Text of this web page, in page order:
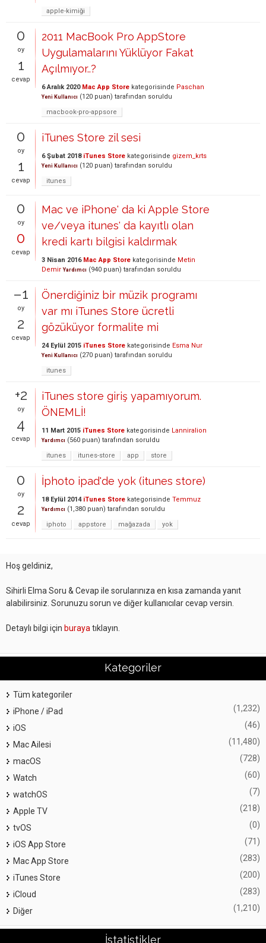
apple-kimiği
0
oy
1
cevap
2011 MacBook Pro AppStore
Uygulamalarını Yüklüyor Fakat
Açılmıyor..?
6 Aralık 2020 Mac App Store kategorisinde Paschan
Yeni Kullanıcı (120 puan) tarafından soruldu
macbook-pro-appsore
0
oy
1
cevap
iTunes Store zil sesi
6 Şubat 2018 iTunes Store kategorisinde gizem_krts
Yeni Kullanıcı (120 puan) tarafından soruldu
itunes
0
oy
0
cevap
Mac ve iPhone' da ki Apple Store
ve/veya itunes' da kayıtlı olan
kredi kartı bilgisi kaldırmak
3 Nisan 2016 Mac App Store kategorisinde Metin
Demir Yardımcı (940 puan) tarafından soruldu
–1
oy
2
cevap
Önerdiğiniz bir müzik programı
var mı iTunes Store ücretli
gözüküyor formalite mi
24 Eylül 2015 iTunes Store kategorisinde Esma Nur
Yeni Kullanıcı (270 puan) tarafından soruldu
itunes
+2
oy
4
cevap
iTunes store giriş yapamıyorum.
ÖNEMLİ!
11 Mart 2015 iTunes Store kategorisinde Lanniralion
Yardımcı (560 puan) tarafından soruldu
itunes
itunes-store app store
0
oy
2
cevap
İphoto ipad'de yok (itunes store)
18 Eylül 2014 iTunes Store kategorisinde Temmuz
Yardımcı (1,380 puan) tarafından soruldu
iphoto
appstore mağazada yok
Hoş geldiniz,
Sihirli Elma Soru & Cevap ile sorularınıza en kısa zamanda yanıt
alabilirsiniz. Sorunuzu sorun ve diğer kullanıcılar cevap versin.
Detaylı bilgi için buraya tıklayın.
Kategoriler
Tüm kategoriler
iPhone / iPad
(1,232)
iOS (46)
Mac Ailesi (11,480)
macOS (728)
Watch (60)
watchOS (7)
Apple TV (218)
tvOS (0)
iOS App Store (71)
Mac App Store (283)
iTunes Store (200)
iCloud (283)
Diğer (1,210)
İstatistikler